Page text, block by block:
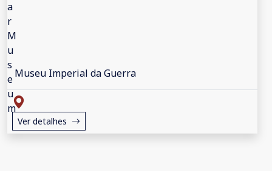
Museu Imperial da Guerra
Ver detalhes